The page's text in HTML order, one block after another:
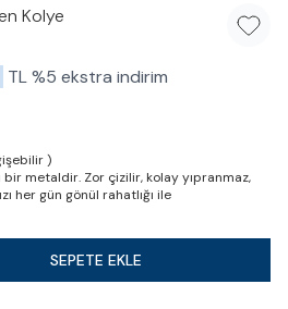
Kolye
TL%5 ekstra indirim
)
bir metaldir. Zor çizilir, kolay yıpranmaz,
her gün gönül rahatlığı ile
SEPETE EKLE